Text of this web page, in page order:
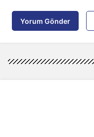
Yorum Gönder